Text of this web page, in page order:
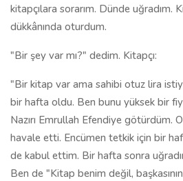
kitapçılara sorarım. Dünde uğradım.
dükkânında oturdum.
"Bir şey var mı?" dedim. Kitapçı:
"Bir kitap var ama sahibi otuz lira
bir hafta oldu. Ben bunu yüksek bir
Nazırı Emrullah Efendiye götürdüm.
havale etti. Encümen tetkik için bir
de kabul ettim. Bir hafta sonra
Ben de "Kitap benim değil,